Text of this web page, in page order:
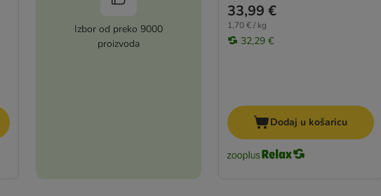
Izbor od preko 9000
proizvoda
33,99 €
1,70 € / kg
32,29 €
Dodaj u košaricu